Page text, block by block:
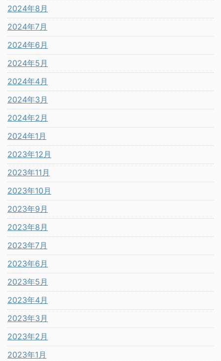
2024年8月
2024年7月
2024年6月
2024年5月
2024年4月
2024年3月
2024年2月
2024年1月
2023年12月
2023年11月
2023年10月
2023年9月
2023年8月
2023年7月
2023年6月
2023年5月
2023年4月
2023年3月
2023年2月
2023年1月